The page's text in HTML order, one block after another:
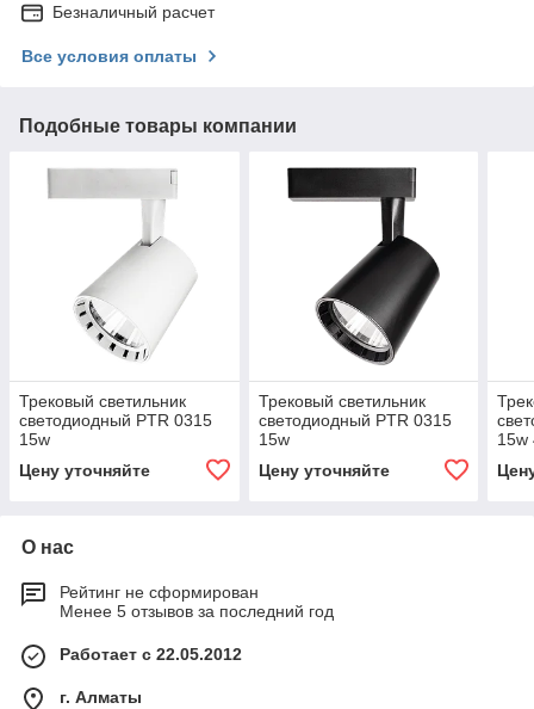
Безналичный расчет
Все условия оплаты
Подобные товары компании
Трековый светильник
светодиодный PTR 0315
15w
Цену уточняйте
Трековый светильник
светодиодный PTR 0315
15w
Цену уточняйте
15w
О нас
Рейтинг не сформирован
Менее 5 отзывов за последний год
Работает с 22.05.2012
г. Алматы